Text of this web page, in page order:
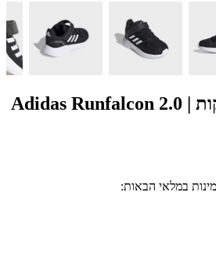
נעלי אדידס לתינוקות | Adidas Runfalcon 2.0
במלאי הבאות: